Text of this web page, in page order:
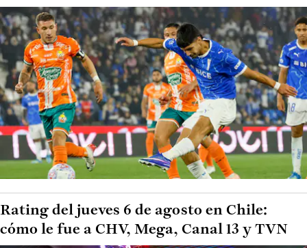
Rating del jueves 6 de agosto en Chile:
cómo le fue a CHV, Mega, Canal 13 y TVN